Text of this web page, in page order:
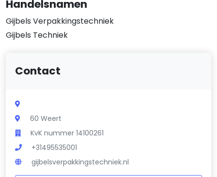
Handelsnamen
Gijbels Verpakkingstechniek
Gijbels Techniek
Contact
60 Weert
KvK nummer 14100261
+31495535001
gijbelsverpakkingstechniek.nl